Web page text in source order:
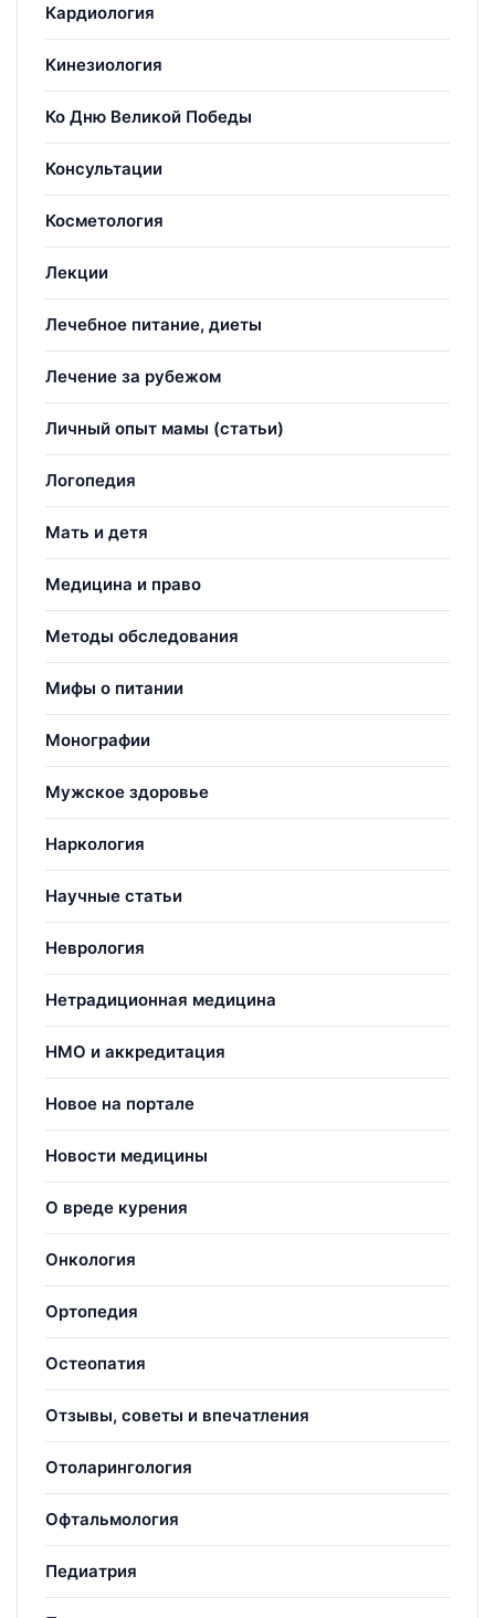
Кардиология
Кинезиология
Ко Дню Великой Победы
Консультации
Косметология
Лекции
Лечебное питание, диеты
Лечение за рубежом
Личный опыт мамы (статьи)
Логопедия
Мать и детя
Медицина и право
Методы обследования
Мифы о питании
Монографии
Мужское здоровье
Наркология
Научные статьи
Неврология
Нетрадиционная медицина
НМО и аккредитация
Новое на портале
Новости медицины
О вреде курения
Онкология
Ортопедия
Остеопатия
Отзывы, советы и впечатления
Отоларингология
Офтальмология
Педиатрия